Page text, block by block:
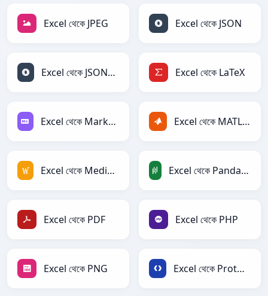
Excel থেকে JPEG Excel থেকে JSON
Excel থেকে JSONLines Excel থেকে LaTeX
Excel থেকে Markdown Excel থেকে MATLAB
Excel থেকে MediaWiki Excel থেকে PandasDataFrame
Excel থেকে PDF Excel থেকে PHP
Excel থেকে PNG Excel থেকে Protobuf